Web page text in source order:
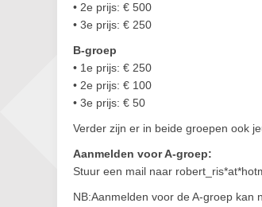
• 2e prijs: € 500
• 3e prijs: € 250
B-groep
• 1e prijs: € 250
• 2e prijs: € 100
• 3e prijs: € 50
Verder zijn er in beide groepen ook
Aanmelden voor A-groep:
Stuur een mail naar
NB:Aanmelden voor de A-groep kan